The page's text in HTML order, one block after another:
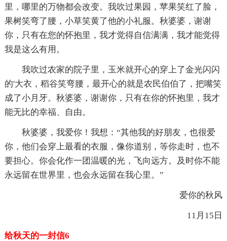
里，哪里的万物都会改变。我吹过果园，苹果笑红了脸，
果树笑弯了腰，小草笑黄了他的小礼服。秋婆婆，谢谢
你，只有在您的怀抱里，我才觉得自信满满，我才能觉得
我是这么有用。
我吹过农家的院子里，玉米就开心的穿上了金光闪闪
的'大衣，稻谷笑弯腰，最开心的就是农民伯伯了，把嘴笑
成了小月牙。秋婆婆，谢谢你，只有在你的怀抱里，我才
能无比的幸福、自由。
秋婆婆，我爱你！我想：“其他我的好朋友，也很爱
你，他们会穿上最看的衣服，像你道别，等你走时，也不
要担心。你会化作一团温暖的光，飞向远方。及时你不能
永远留在世界里，也会永远留在我心里。”
爱你的秋风
11月15日
给秋天的一封信6